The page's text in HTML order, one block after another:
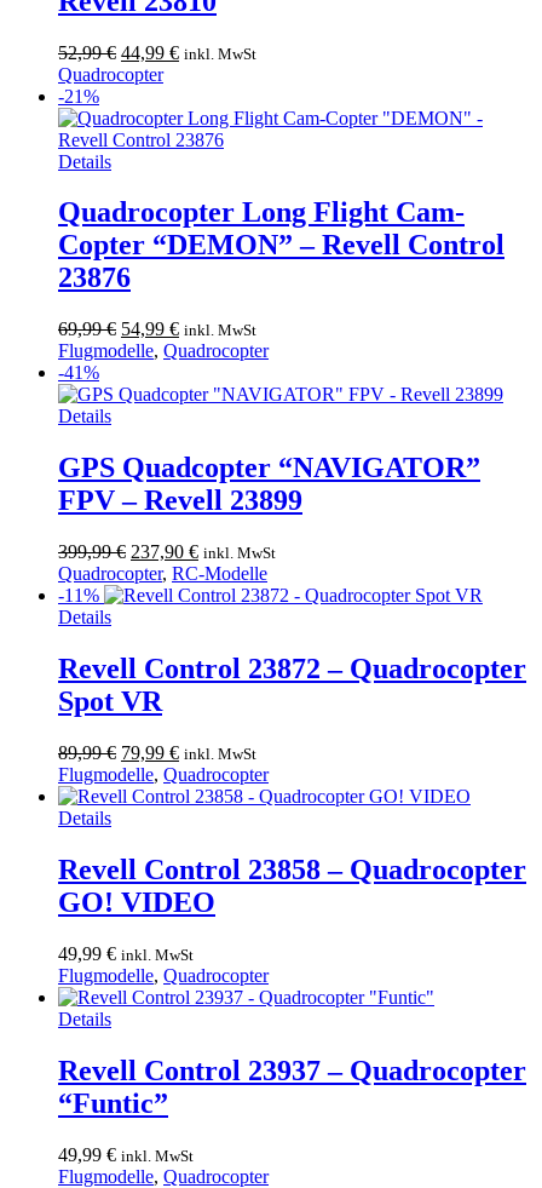
52,99€ Ursprünglicher
Preis
52,99 €
44,99 €Aktueller
44,99 €.
inkl. MwSt
Quadrocopter
-21%
Details
Quadrocopter Long Flight Cam-
Copter “DEMON” – Revell Control
23876
69,99€ Ursprünglicher
Preis
69,99 €
54,99 €Aktueller
Preis
54,99 €.
inkl. MwSt
Flugmodelle, Quadrocopter
-41%
Details
GPS Quadcopter “NAVIGATOR”
FPV – Revell 23899
399,99€ Ursprünglicher
Preis
war:
237,90 €Aktueller
Preis
ist:
inkl. MwSt
Quadrocopter, RC-Modelle
-11%
Details
Revell Control 23872 – Quadrocopter
Spot VR
89,99€ Ursprünglicher
Preis
war:
79,99 €Aktueller
Preis
ist:
inkl. MwSt
Flugmodelle, Quadrocopter
Details
Revell Control 23858 – Quadrocopter
GO! VIDEO
49,99 € inkl. MwSt
Flugmodelle, Quadrocopter
Details
Revell Control 23937 – Quadrocopter
“Funtic”
49,99 € inkl. MwSt
Flugmodelle, Quadrocopter